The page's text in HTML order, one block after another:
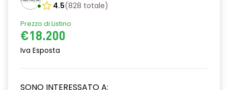
Bracciolo anteriore con vano portaoggetti
Chiave pieghevole a 3 pulsanti
Distance warning avviso distanza di sicurezza
4.5(828 totale)
Prezzo di Listino
€18.200
Iva Esposta
SONO INTERESSATO A: